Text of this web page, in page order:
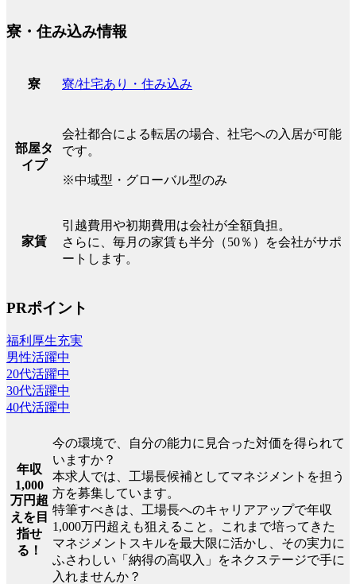
寮・住み込み情報
寮 寮/社宅あり・住み込み
部屋タ
イプ
会社都合による転居の場合、社宅への入居が可能
です。
※中域型・グローバル型のみ
家賃
引越費用や初期費用は会社が全額負担。
さらに、毎月の家賃も半分（50％）を会社がサポ
ートします。
PRポイント
福利厚生充実
男性活躍中
20代活躍中
30代活躍中
40代活躍中
年収
1,000
万円超
えを目
指せ
る！
今の環境で、自分の能力に見合った対価を得られて
いますか？
本求人では、工場長候補としてマネジメントを担う
方を募集しています。
特筆すべきは、工場長へのキャリアアップで年収
1,000万円超えも狙えること。これまで培ってきた
マネジメントスキルを最大限に活かし、その実力に
ふさわしい「納得の高収入」をネクステージで手に
入れませんか？